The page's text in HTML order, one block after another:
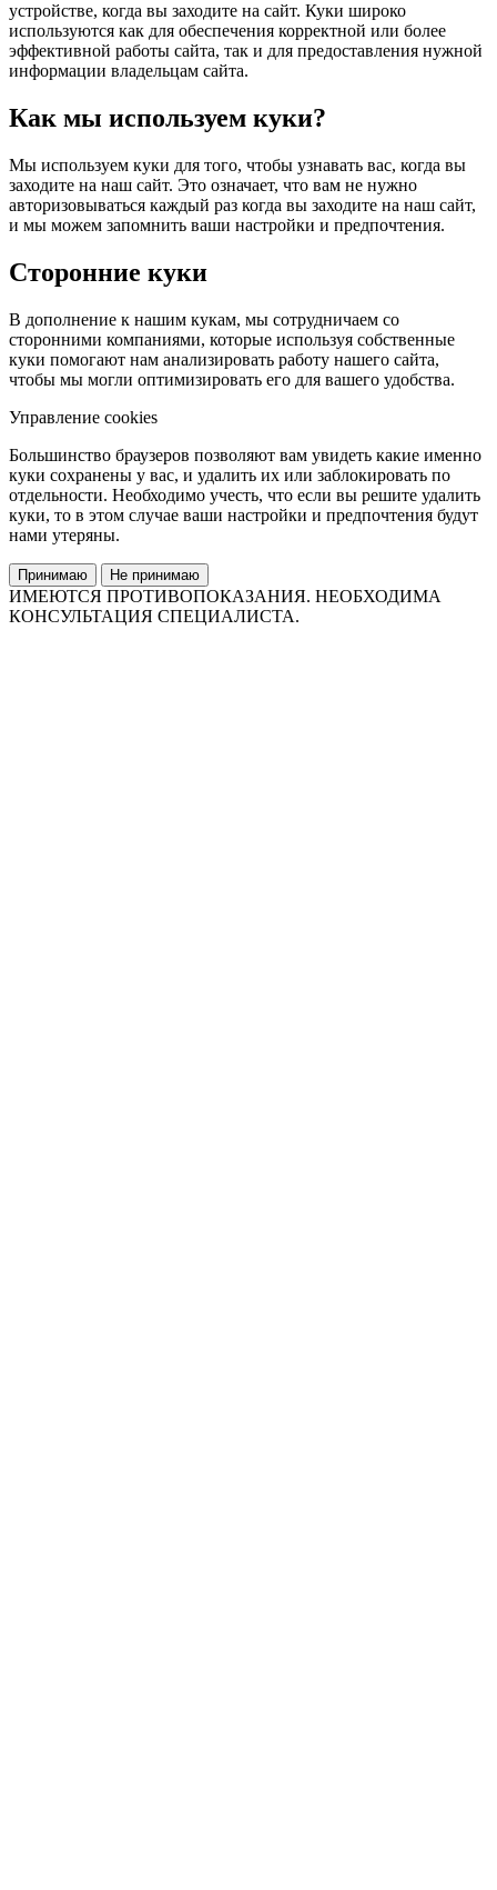
устройстве, когда вы заходите на сайт. Куки широко
используются как для обеспечения корректной или более
эффективной работы сайта, так и для предоставления нужной
информации владельцам сайта.
Как мы используем куки?
Мы используем куки для того, чтобы узнавать вас, когда вы
заходите на наш сайт. Это означает, что вам не нужно
авторизовываться каждый раз когда вы заходите на наш сайт,
и мы можем запомнить ваши настройки и предпочтения.
Сторонние куки
В дополнение к нашим кукам, мы сотрудничаем со
сторонними компаниями, которые используя собственные
куки помогают нам анализировать работу нашего сайта,
чтобы мы могли оптимизировать его для вашего удобства.
Управление cookies
Большинство браузеров позволяют вам увидеть какие именно
куки сохранены у вас, и удалить их или заблокировать по
отдельности. Необходимо учесть, что если вы решите удалить
куки, то в этом случае ваши настройки и предпочтения будут
нами утеряны.
Принимаю Не принимаю
ИМЕЮТСЯ ПРОТИВОПОКАЗАНИЯ. НЕОБХОДИМА
КОНСУЛЬТАЦИЯ СПЕЦИАЛИСТА.